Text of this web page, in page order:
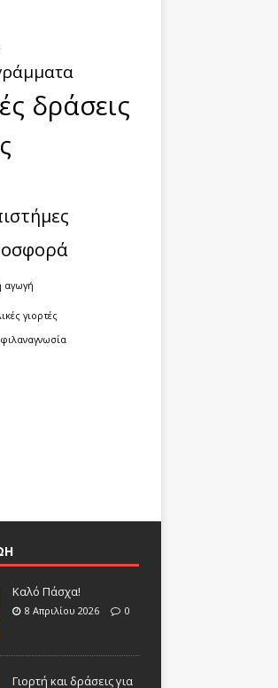
δράσεις
αγωγή
γιορτές
φιλαναγνωσία
Καλό Πάσχα!
8 Απριλίου 2026 0
Γιορτή και δράσεις για